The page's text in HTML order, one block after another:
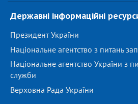
Державні інформаційні
Президент України
Національне агентство з питань
Національне агентство України з
служби
Верховна Рада України